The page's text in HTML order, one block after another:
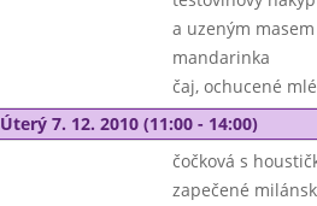
a uzeným masem
mandarinka
čaj, ochucené
Úterý 7. 12. 2010 (11:00 - 14:00)
čočková s
zapečené